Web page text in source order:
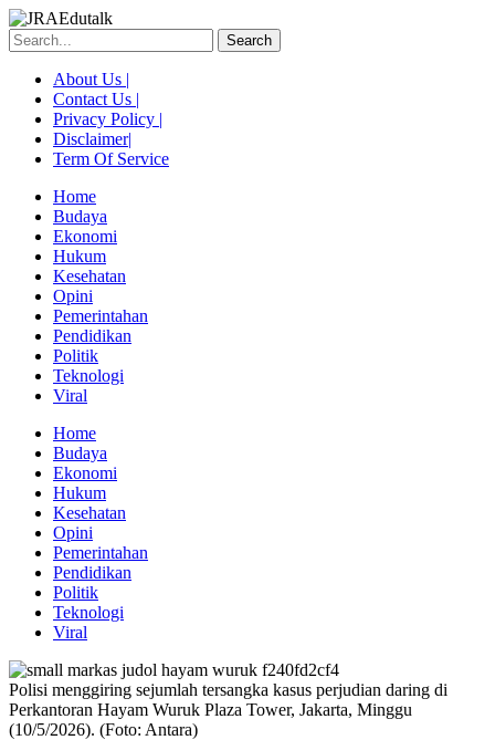
Skip
to
content
Search
About Us |
Contact Us |
Privacy Policy |
Disclaimer|
Term Of Service
Home
Budaya
Ekonomi
Hukum
Kesehatan
Opini
Pemerintahan
Pendidikan
Politik
Teknologi
Viral
Menu
Home
Budaya
Ekonomi
Hukum
Kesehatan
Opini
Pemerintahan
Pendidikan
Politik
Teknologi
Viral
Polisi menggiring sejumlah tersangka kasus perjudian daring di
Perkantoran Hayam Wuruk Plaza Tower, Jakarta, Minggu
(10/5/2026). (Foto: Antara)